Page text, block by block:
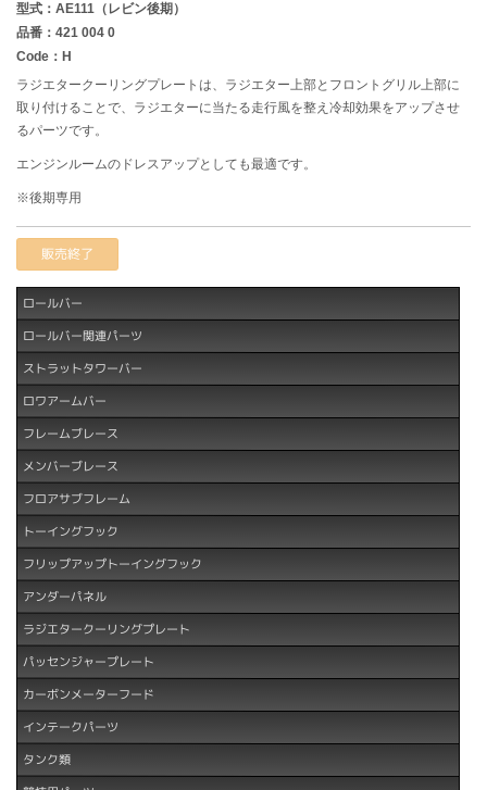
型式：AE111（レビン後期）
品番：421 004 0
Code：H
ラジエタークーリングプレートは、ラジエター上部とフロントグリル上部に
取り付けることで、ラジエターに当たる走行風を整え冷却効果をアップさせ
るパーツです。
エンジンルームのドレスアップとしても最適です。
※後期専用
販売終了
ロールバー
ロールバー関連パーツ
ストラットタワーバー
ロワアームバー
フレームブレース
メンバーブレース
フロアサブフレーム
トーイングフック
フリップアップトーイングフック
アンダーパネル
ラジエタークーリングプレート
パッセンジャープレート
カーボンメーターフード
インテークパーツ
タンク類